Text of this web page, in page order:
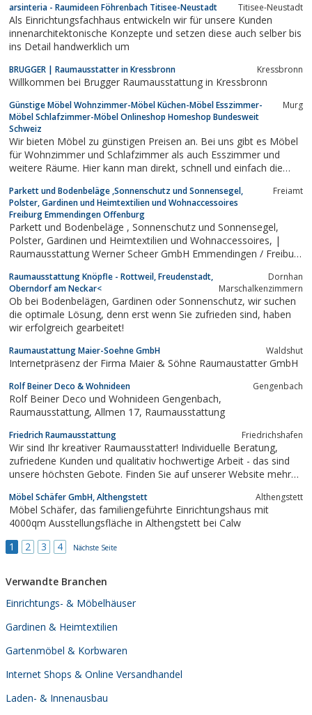
UhrDonnerstag: 09.00 - 22.00 UhrSamstag: 09.00 - 17.00 Uhr
arsinteria - Raumideen Föhrenbach Titisee-Neustadt Titisee-Neustadt
Als Einrichtungsfachhaus entwickeln wir für unsere Kunden
innenarchitektonische Konzepte und setzen diese auch selber bis
ins Detail handwerklich um
BRUGGER | Raumausstatter in Kressbronn Kressbronn
Willkommen bei Brugger Raumausstattung in Kressbronn
Günstige Möbel Wohnzimmer-Möbel Küchen-Möbel Esszimmer-
Möbel Schlafzimmer-Möbel Onlineshop Homeshop Bundesweit
Schweiz
Murg
Wir bieten Möbel zu günstigen Preisen an. Bei uns gibt es Möbel
für Wohnzimmer und Schlafzimmer als auch Esszimmer und
weitere Räume. Hier kann man direkt, schnell und einfach die
lassen. Weitere Informationen und alles Wissenswerte zum Shop
und Onlineeinkauf, gibt es...
Parkett und Bodenbeläge ,Sonnenschutz und Sonnensegel,
Polster, Gardinen und Heimtextilien und Wohnaccessoires
Freiburg Emmendingen Offenburg
Freiamt
Parkett und Bodenbeläge , Sonnenschutz und Sonnensegel,
Polster, Gardinen und Heimtextilien und Wohnaccessoires, |
Raumausstattung Werner Scheer GmbH Emmendingen / Freiburg
Raumausstattung Knöpfle - Rottweil, Freudenstadt,
Oberndorf am Neckar<
Dornhan
Marschalkenzimmern
Ob bei Bodenbelägen, Gardinen oder Sonnenschutz, wir suchen
die optimale Lösung, denn erst wenn Sie zufrieden sind, haben
wir erfolgreich gearbeitet!
Raumaustattung Maier-Soehne GmbH Waldshut
Internetpräsenz der Firma Maier & Söhne Raumaustatter GmbH
Rolf Beiner Deco & Wohnideen Gengenbach
Rolf Beiner Deco und Wohnideen Gengenbach,
Raumausstattung, Allmen 17, Raumausstattung
Friedrich Raumausstattung Friedrichshafen
Wir sind Ihr kreativer Raumausstatter! Individuelle Beratung,
zufriedene Kunden und qualitativ hochwertige Arbeit - das sind
unsere höchsten Gebote. Finden Sie auf unserer Website mehr
Möbel Schäfer GmbH, Althengstett Althengstett
Möbel Schäfer, das familiengeführte Einrichtungshaus mit
4000qm Ausstellungsfläche in Althengstett bei Calw
1
2 3 4 Nächste Seite
Verwandte Branchen
Einrichtungs- & Möbelhäuser
Gardinen & Heimtextilien
Gartenmöbel & Korbwaren
Internet Shops & Online Versandhandel
Laden- & Innenausbau